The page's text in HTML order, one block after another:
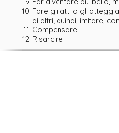
Fare gli atti o gli
di altri; quindi, imitare,
Compensare
Risarcire